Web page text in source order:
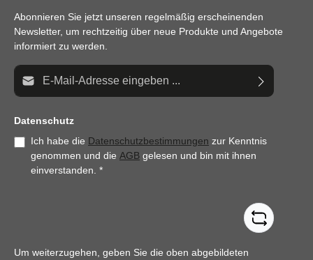
Abonnieren Sie jetzt unseren regelmäßig erscheinenden
Newsletter, um rechtzeitig über neue Produkte und Angebote
informiert zu werden.
E-Mail-Adresse*
Datenschutz
Ich habe die Datenschutzbestimmungen zur Kenntnis
genommen und die AGB gelesen und bin mit ihnen
einverstanden. *
Um weiterzugehen, geben Sie die oben abgebildeten